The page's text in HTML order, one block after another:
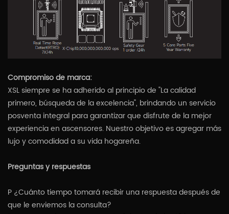
Compromiso de marca:
XSL siempre se ha adherido al principio de "La calidad
primero, búsqueda de la excelencia", brindando un servicio
posventa integral para garantizar que disfrute de la mejor
experiencia en ascensores. Nuestro objetivo es agregar más
lujo y comodidad a su vida hogareña.
Preguntas y respuestas
P ¿Cuánto tiempo tomará recibir una respuesta después de
que le enviemos la consulta?